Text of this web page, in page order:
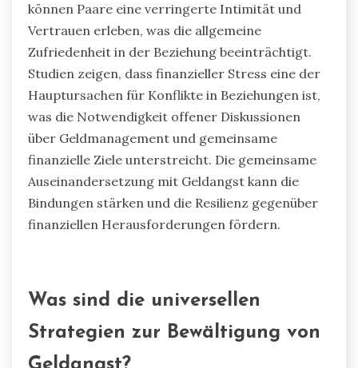
können Paare eine verringerte Intimität und
Vertrauen erleben, was die allgemeine
Zufriedenheit in der Beziehung beeinträchtigt.
Studien zeigen, dass finanzieller Stress eine der
Hauptursachen für Konflikte in Beziehungen ist,
was die Notwendigkeit offener Diskussionen
über Geldmanagement und gemeinsame
finanzielle Ziele unterstreicht. Die gemeinsame
Auseinandersetzung mit Geldangst kann die
Bindungen stärken und die Resilienz gegenüber
finanziellen Herausforderungen fördern.